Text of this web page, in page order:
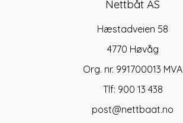
Nettbåt AS
Hæstadveien 58
4770 Høvåg
Org. nr. 991700013 MVA
Tlf: 900 13 438
post@nettbaat.no